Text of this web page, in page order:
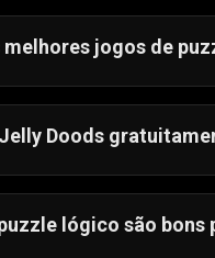
melhores jogos de
de blocos
Doods
no
lógico são bons